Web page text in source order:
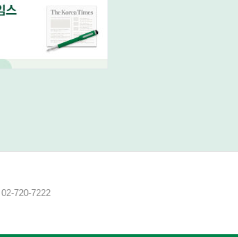
02-720-7222